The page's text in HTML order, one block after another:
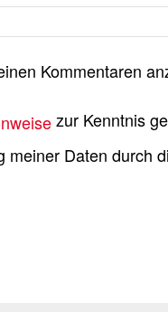
Kommentaren
zur Kenntnis
meiner Daten durch